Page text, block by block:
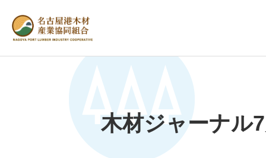
木材ジャーナル